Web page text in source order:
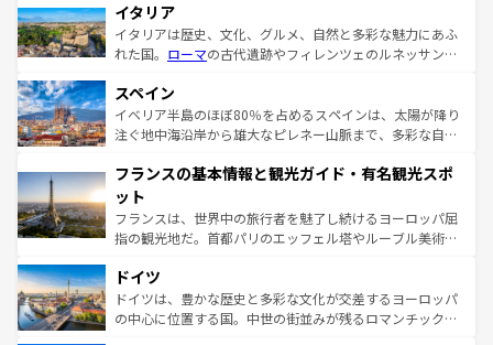
イタリア
イタリアは歴史、文化、グルメ、自然と多彩な魅力にあふ
れた国。 ローマの古代遺跡やフィレンツェのルネッサンス
ろん、トスカーナの美しい田園風景やアマルフィ海岸の絶
景など、自然景観も見逃せない。観光の合間には、本場の
ピザやパスタなど、絶品のイタリア料理を堪能することも
ませてくれるイタリアで、忘れられない旅をしてみよう！
なお、新着のイタリア情報は
しい。
スペイン
イベリア半島のほぼ80％を占めるスペインは、太陽が降り
注ぐ地中海沿岸から雄大なピレネー山脈まで、多彩な自然
文化が根付くこの国では、情熱的なフラメンコ、熱気あふ
れる闘牛、そして美味しいタパスが生活の一部となってい
る。首都マドリードの洗練された雰囲気や、バルセロナの
アートに溢れた街角から、地方では古代ローマ遺跡や中世
せる。地方によって風土や気候が異なるスペインはその個
性で訪れる人を魅了する。 なお、新着のスペイン情報は コ
ンテンツ一覧を参照してほしい。
フランスの基本情報と観光ガイド・有名観光スポ
ット
フランスは、世界中の旅行者を魅了し続けるヨーロッパ屈
指の観光地だ。首都パリのエッフェル塔やルーブル美術館
で、幅広い魅力が詰まっている。華麗な宮殿、歴史的な大
聖堂、美しいビーチ、そして豊かな自然が、訪れる者を心
から魅了する。また、フランスは美食の国としても知ら
ドイツ
ドイツは、豊かな歴史と多彩な文化が交差するヨーロッパ
の中心に位置する国。中世の街並みが残るロマンチック街